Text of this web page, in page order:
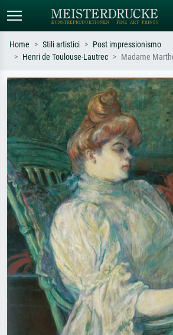
Cerca per artista, titolo o stile – es.
Monet, Notte stellata,
Impressionismo, onda di Hokusai,
nudo.
Descrivi
astratto
olio
Home Stili artistici
Post impressionismo
Henri de Toulouse-Lautrec
Madame